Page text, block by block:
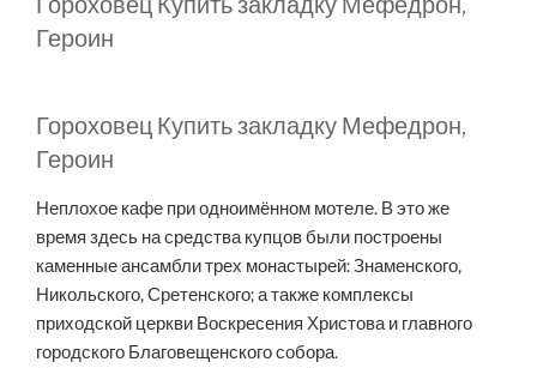
Героин
Гороховец Купить закладку Мефедрон,
Героин
Неплохое кафе при одноимённом мотеле. В это же
время здесь на средства купцов были построены
каменные ансамбли трех монастырей: Знаменского,
Никольского, Сретенского; а также комплексы
приходской церкви Воскресения Христова и главного
городского Благовещенского собора.